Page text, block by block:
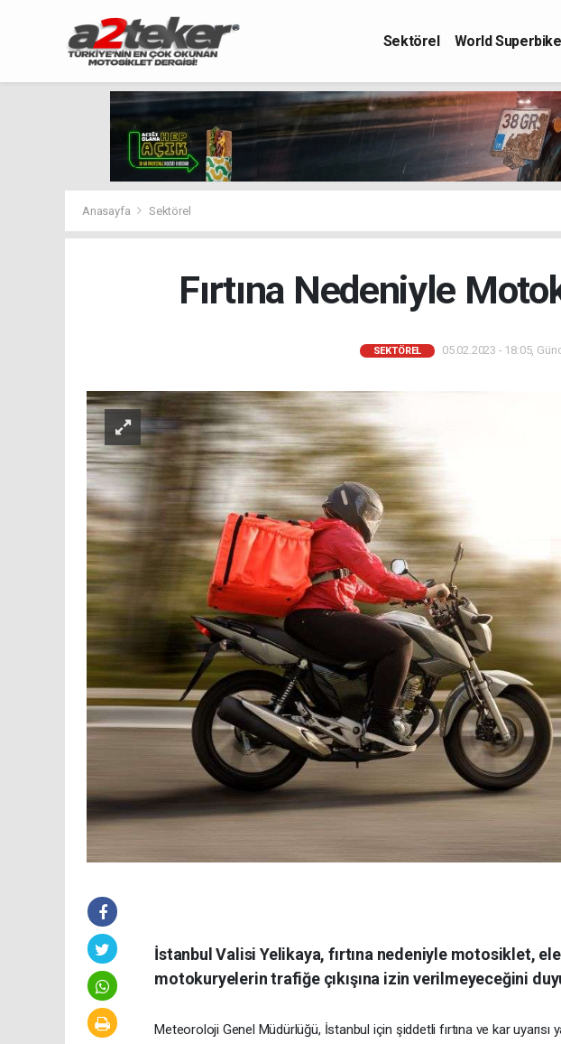
Sektörel World Superbike
Anasayfa Sektörel
Fırtına Nedeniyle
SEKTÖREL 05.02.2023 - 18:05,
İstanbul Valisi Yelikaya, fırtına nedeniyle motosiklet,
motokuryelerin trafiğe çıkışına izin verilmeyeceğini
Meteoroloji Genel Müdürlüğü, İstanbul için şiddetli fırtına ve kar uyarısı